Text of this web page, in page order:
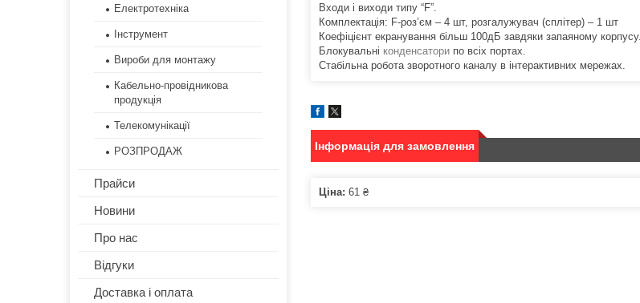
Входи і виходи типу “F”.
Комплектація: F-роз’єм – 4 шт, розгалужувач (сплітер) – 1 шт
Коефіцієнт екранування більш 100дБ завдяки запаяному корпусу.
Блокувальні конденсатори по всіх портах.
Стабільна робота зворотного каналу в інтерактивних мережах.
Інформація для замовлення
Ціна: 61 ₴
Електротехніка
Інструмент
Вироби для монтажу
Кабельно-провідникова
продукція
Телекомунікації
РОЗПРОДАЖ
Прайси
Новини
Про нас
Відгуки
Доставка і оплата